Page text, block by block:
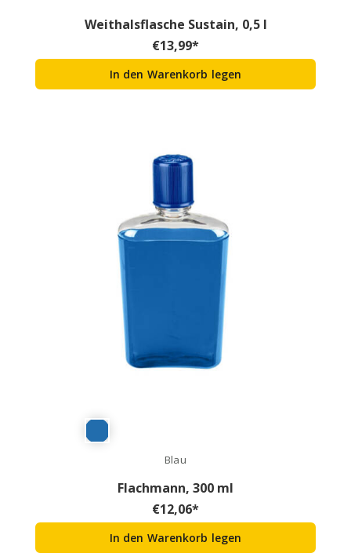
Weithalsflasche Sustain, 0,5 l
€13,99*
In den Warenkorb legen
Blau
Flachmann, 300 ml
€12,06*
In den Warenkorb legen